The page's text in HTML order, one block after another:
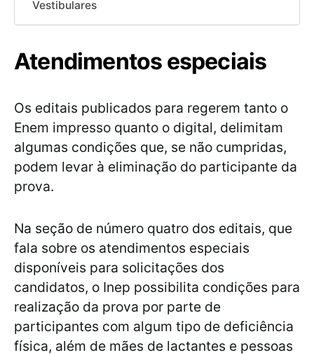
Vestibulares
Atendimentos especiais
Os editais publicados para regerem tanto o
Enem impresso quanto o digital, delimitam
algumas condições que, se não cumpridas,
podem levar à eliminação do participante da
prova.
Na seção de número quatro dos editais, que
fala sobre os atendimentos especiais
disponíveis para solicitações dos
candidatos, o Inep possibilita condições para
realização da prova por parte de
participantes com algum tipo de deficiência
física, além de mães de lactantes e pessoas